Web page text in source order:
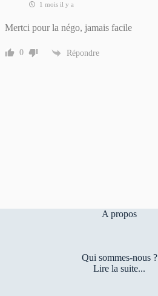
1 mois il y a
Mertci pour la négo, jamais facile
0 Répondre
A propos
Qui sommes-nous ?
Lire la suite...